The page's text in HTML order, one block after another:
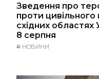
Зведення про
проти цивільного
східних областях
8 серпня
# НОВИНИ